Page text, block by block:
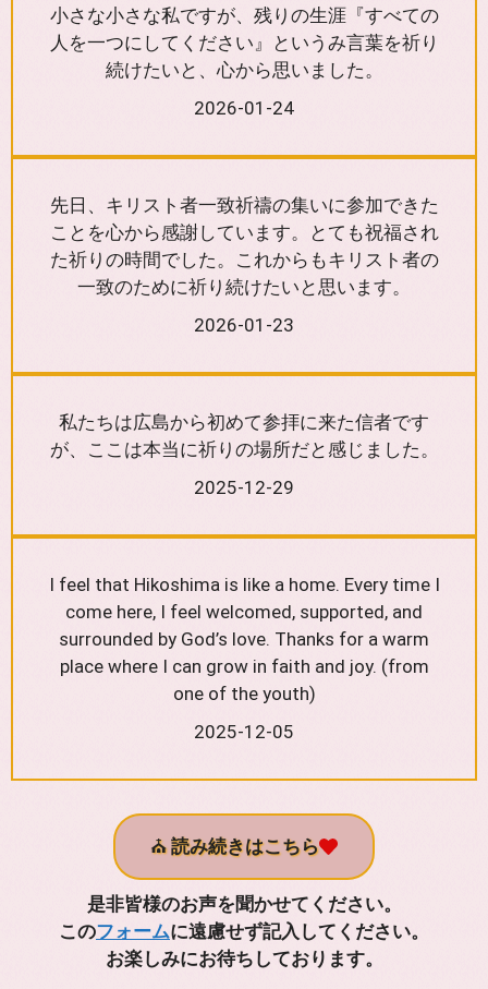
小さな小さな私ですが、残りの生涯『すべての
人を一つにしてください』というみ言葉を祈り
続けたいと、心から思いました。
2026-01-24
先日、キリスト者一致祈禱の集いに参加できた
ことを心から感謝しています。とても祝福され
た祈りの時間でした。これからもキリスト者の
一致のために祈り続けたいと思います。
2026-01-23
私たちは広島から初めて参拝に来た信者です
が、ここは本当に祈りの場所だと感じました。
2025-12-29
I feel that Hikoshima is like a home. Every time I
come here, I feel welcomed, supported, and
surrounded by God’s love. Thanks for a warm
place where I can grow in faith and joy. (from
one of the youth)
2025-12-05
⛪読み続きはこちら
是非皆様のお声を聞かせてください。
このフォームに遠慮せず記入してください。
お楽しみにお待ちしております。